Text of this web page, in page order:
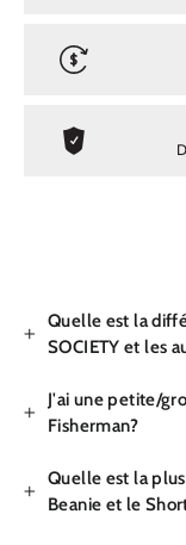
Quelle est la
SOCIETY et les
J'ai une petite/
Fisherman?
Quelle est la
Beanie et le